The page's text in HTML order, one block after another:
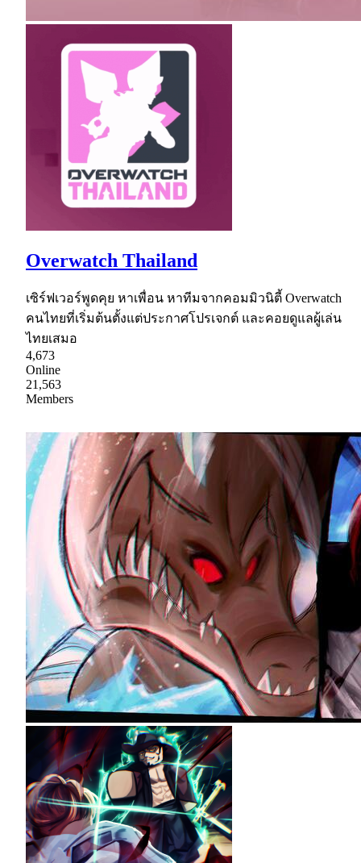
Overwatch Thailand
เซิร์ฟเวอร์พูดคุย หาเพื่อน หาทีมจากคอมมิวนิตี้ Overwatch
คนไทยที่เริ่มต้นตั้งแต่ประกาศโปรเจกต์ และคอยดูแลผู้เล่น
ไทยเสมอ
4,673
Online
21,563
Members